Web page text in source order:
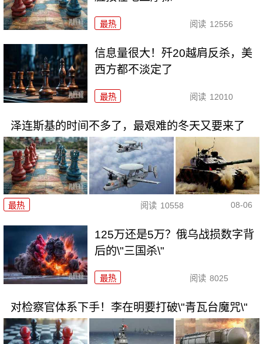
最热 阅读 12556
信息量很大！歼20越肩反杀，美
西方都不淡定了
最热 阅读 12010
泽连斯基的时间不多了，最艰难的冬天又要来了
最热 阅读 10558 08-06
125万还是5万？俄乌战损数字背
后的\"三国杀\"
最热 阅读 8025
对检察官体系下手！李在明要打破\"青瓦台魔咒\"